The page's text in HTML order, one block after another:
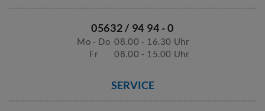
05632 / 94 94 - 0
Mo - Do 08.00 - 16.30 Uhr
Fr
08.00 - 15.00 Uhr
SERVICE